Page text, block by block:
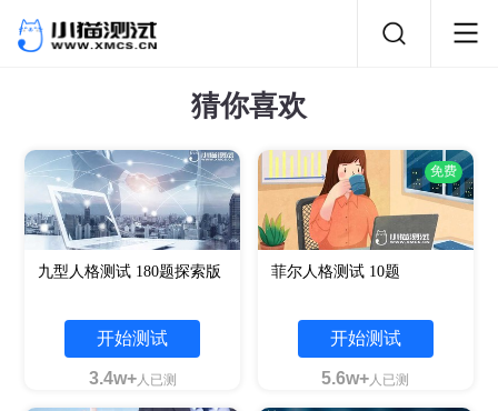
猜你喜欢
九型人格测试 180题探索版
开始测试
3.4w+人已测
免费
菲尔人格测试 10题
开始测试
5.6w+人已测